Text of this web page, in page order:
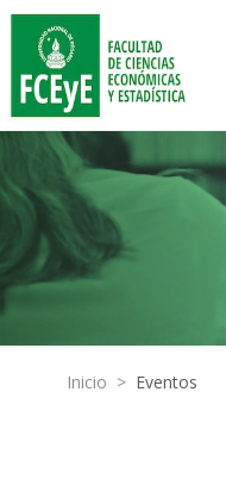
Inicio > Eventos